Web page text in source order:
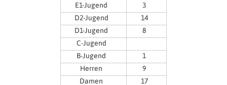
E1-Jugend
3
D2-Jugend
14
D1-Jugend
8
C-Jugend
B-Jugend
1
Herren
9
Damen
17